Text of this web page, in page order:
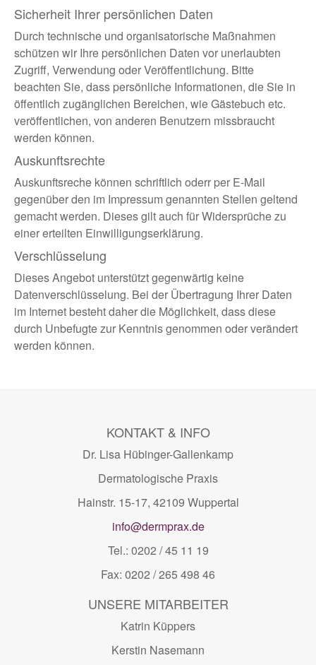
Sicherheit Ihrer persönlichen Daten
Durch technische und organisatorische Maßnahmen
schützen wir Ihre persönlichen Daten vor unerlaubten
Zugriff, Verwendung oder Veröffentlichung. Bitte
beachten Sie, dass persönliche Informationen, die Sie in
öffentlich zugänglichen Bereichen, wie Gästebuch etc.
veröffentlichen, von anderen Benutzern missbraucht
werden können.
Auskunftsrechte
Auskunftsreche können schriftlich oderr per E-Mail
gegenüber den im Impressum genannten Stellen geltend
gemacht werden. Dieses gilt auch für Widersprüche zu
einer erteilten Einwilligungserklärung.
Verschlüsselung
Dieses Angebot unterstützt gegenwärtig keine
Datenverschlüsselung. Bei der Übertragung Ihrer Daten
im Internet besteht daher die Möglichkeit, dass diese
durch Unbefugte zur Kenntnis genommen oder verändert
werden können.
KONTAKT & INFO
Dr. Lisa Hübinger-Gallenkamp
Dermatologische Praxis
Hainstr. 15-17, 42109 Wuppertal
info@dermprax.de
Tel.: 0202 / 45 11 19
Fax: 0202 / 265 498 46
UNSERE MITARBEITER
Katrin Küppers
Kerstin Nasemann